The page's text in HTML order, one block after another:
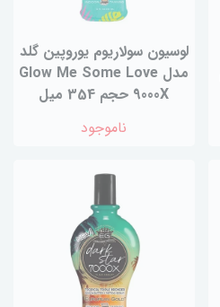
لوسیون سولاریوم یوروپین گلد
مدل Glow Me Some Love
9000X حجم 354 میل
ناموجود